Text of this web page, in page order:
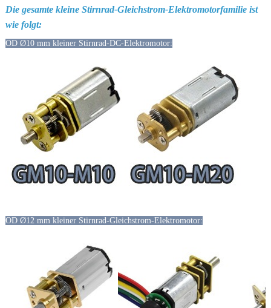
Die gesamte kleine Stirnrad-Gleichstrom-Elektromotorfamilie ist
wie folgt:
OD Ø10 mm kleiner Stirnrad-DC-Elektromotor:
OD Ø12 mm kleiner Stirnrad-Gleichstrom-Elektromotor: